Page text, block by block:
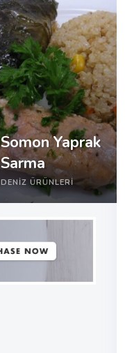
Somon Yaprak
Sarma
DENIZ ÜRÜNLERI